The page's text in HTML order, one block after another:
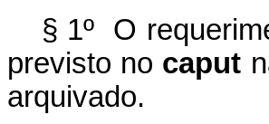
§ 1º O
previsto no caput
arquivado.